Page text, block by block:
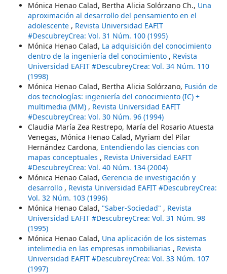
Mónica Henao Calad, Bertha Alicia Solórzano Ch., Una
aproximación al desarrollo del pensamiento en el
adolescente , Revista Universidad EAFIT
#DescubreyCrea: Vol. 31 Núm. 100 (1995)
Mónica Henao Calad, La adquisición del conocimiento
dentro de la ingeniería del conocimiento , Revista
Universidad EAFIT #DescubreyCrea: Vol. 34 Núm. 110
(1998)
Mónica Henao Calad, Bertha Alicia Solórzano, Fusión de
dos tecnologías: ingeniería del conocimiento (IC) +
multimedia (MM) , Revista Universidad EAFIT
#DescubreyCrea: Vol. 30 Núm. 96 (1994)
Claudia María Zea Restrepo, María del Rosario Atuesta
Venegas, Mónica Henao Calad, Myriam del Pilar
Hernández Cardona, Entendiendo las ciencias con
mapas conceptuales , Revista Universidad EAFIT
#DescubreyCrea: Vol. 40 Núm. 134 (2004)
Mónica Henao Calad, Gerencia de investigación y
desarrollo , Revista Universidad EAFIT #DescubreyCrea:
Vol. 32 Núm. 103 (1996)
Mónica Henao Calad, "Saber-Sociedad" , Revista
Universidad EAFIT #DescubreyCrea: Vol. 31 Núm. 98
(1995)
Mónica Henao Calad, Una aplicación de los sistemas
intelimedia en las empresas inmobiliarias , Revista
Universidad EAFIT #DescubreyCrea: Vol. 33 Núm. 107
(1997)